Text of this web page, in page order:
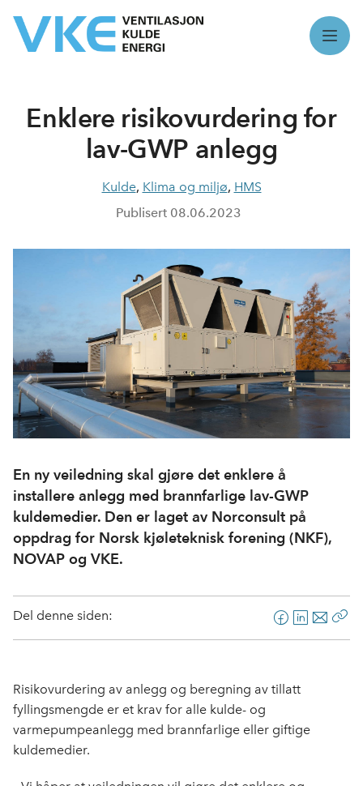
Meny
Enklere risikovurdering for
lav-GWP anlegg
Kulde, Klima og miljø, HMS
Publisert 08.06.2023
En ny veiledning skal gjøre det enklere å
installere anlegg med brannfarlige lav-GWP
kuldemedier. Den er laget av Norconsult på
oppdrag for Norsk kjøleteknisk forening (NKF),
NOVAP og VKE.
Del denne siden:
F
a
e
o
L
i
k
d
E
-
Risikovurdering av anlegg og beregning av tillatt
fyllingsmengde er et krav for alle kulde- og
varmepumpeanlegg med brannfarlige eller giftige
kuldemedier.